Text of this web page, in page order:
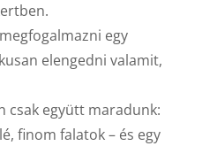
egy
elengedni valamit,
csak együtt maradunk:
finom falatok – és egy